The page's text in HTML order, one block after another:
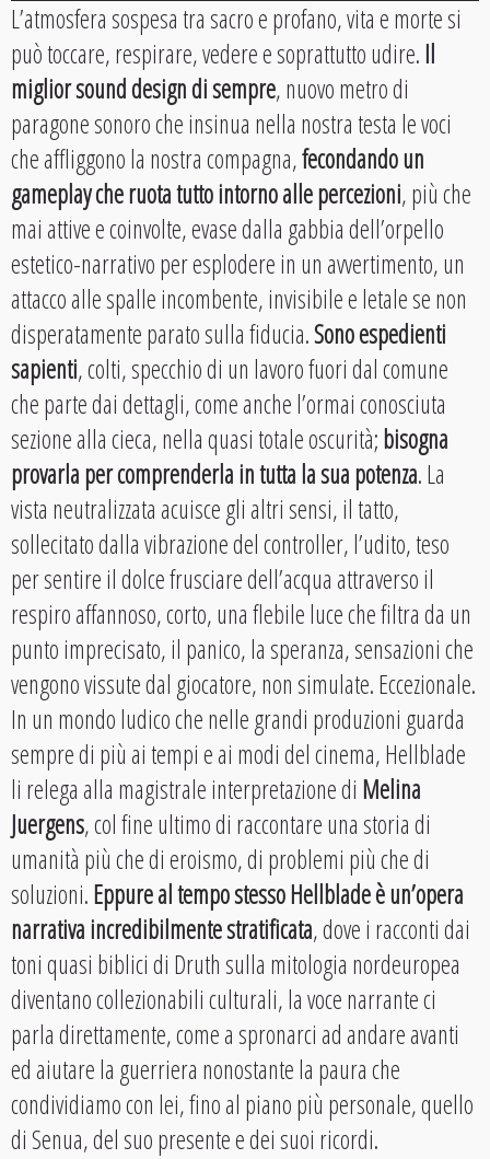
L’atmosfera sospesa tra sacro e profano, vita e morte si
può toccare, respirare, vedere e soprattutto udire.Il
miglior sound design di sempre, nuovo metro di
paragone sonoro che insinua nella nostra testa le voci
che affliggono la nostra compagna,fecondando un
gameplay che ruota tutto intorno alle percezioni, più che
mai attive e coinvolte, evase dalla gabbia dell’orpello
estetico-narrativo per esplodere in un avvertimento, un
attacco alle spalle incombente, invisibile e letale se non
disperatamente parato sulla fiducia.Sono espedienti
sapienti, colti, specchio di un lavoro fuori dal comune
che parte dai dettagli, come anche l’ormai conosciuta
sezione alla cieca, nella quasi totale oscurità;bisogna
provarla per comprenderla in tutta la sua potenza. La
vista neutralizzata acuisce gli altri sensi, il tatto,
sollecitato dalla vibrazione del controller, l’udito, teso
per sentire il dolce frusciare dell’acqua attraverso il
respiro affannoso, corto, una flebile luce che filtra da un
punto imprecisato, il panico, la speranza, sensazioni che
vengono vissute dal giocatore, non simulate. Eccezionale.
In un mondo ludico che nelle grandi produzioni guarda
sempre di più ai tempi e ai modi del cinema, Hellblade
li relega alla magistrale interpretazione di Melina
Juergens, col fine ultimo di raccontare una storia di
umanità più che di eroismo, di problemi più che di
soluzioni.Eppure al tempo stesso Hellblade è un’opera
narrativa incredibilmente stratificata, dove i racconti dai
toni quasi biblici di Druth sulla mitologia nordeuropea
diventano collezionabili culturali, la voce narrante ci
parla direttamente, come a spronarci ad andare avanti
ed aiutare la guerriera nonostante la paura che
condividiamo con lei, fino al piano più personale, quello
di Senua, del suo presente e dei suoi ricordi.